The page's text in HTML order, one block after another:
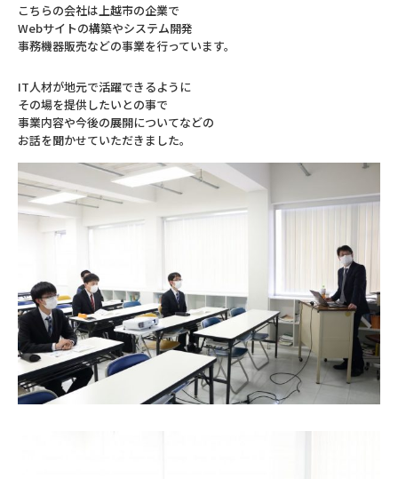
こちらの会社は上越市の企業で
Webサイトの構築やシステム開発
事務機器販売などの事業を行っています。
IT人材が地元で活躍できるように
その場を提供したいとの事で
事業内容や今後の展開についてなどの
お話を聞かせていただきました。